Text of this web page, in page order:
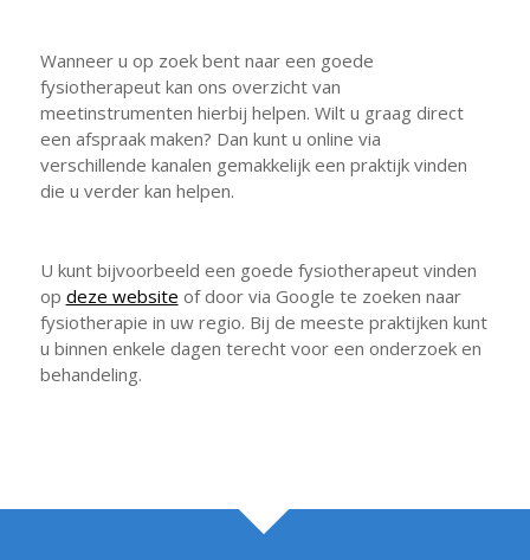
Wanneer u op zoek bent naar een goede
fysiotherapeut kan ons overzicht van
meetinstrumenten hierbij helpen. Wilt u graag direct
een afspraak maken? Dan kunt u online via
verschillende kanalen gemakkelijk een praktijk vinden
die u verder kan helpen.
U kunt bijvoorbeeld een goede fysiotherapeut vinden
op deze website of door via Google te zoeken naar
fysiotherapie in uw regio. Bij de meeste praktijken kunt
u binnen enkele dagen terecht voor een onderzoek en
behandeling.